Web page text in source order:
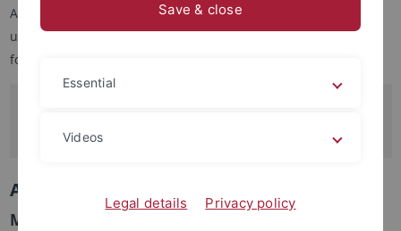
Anleitungen und Skripte des Zentrums für Datenverarbeitung
und anderer wissenschaftlicher Rechenzentren sind zu
folgenden Themen verfügbar.
Ältere Anleitungen finden Sie im
Anwendungssoftware
Microsoft
Save & close
Essential
Videos
Legal details Privacy policy